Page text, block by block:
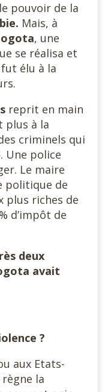
pouvoir de la
Mais, à
, une
se réalisa et
élu à la
reprit en main
plus à la
criminels qui
Une police
Le maire
politique de
plus riches de
d’impôt de
deux
avait
?
aux Etats-
la